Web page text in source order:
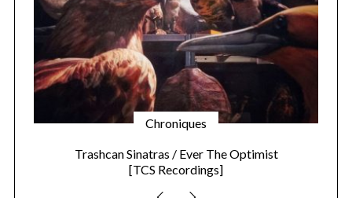
Chroniques
Kelela / new avatar
[Warp Records]